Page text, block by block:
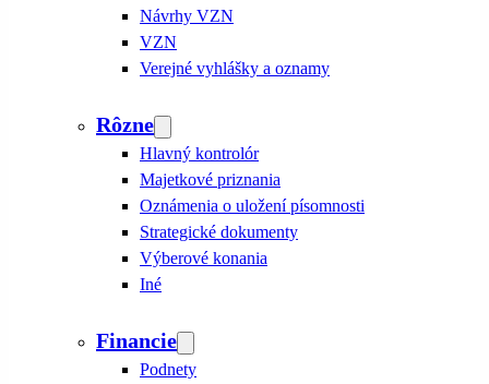
Návrhy VZN
VZN
Verejné vyhlášky a oznamy
Rôzne
Hlavný kontrolór
Majetkové priznania
Oznámenia o uložení písomnosti
Strategické dokumenty
Výberové konania
Iné
Financie
Podnety